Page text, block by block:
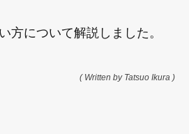
方について解説しました。
( Written by Tatsuo Ikura )